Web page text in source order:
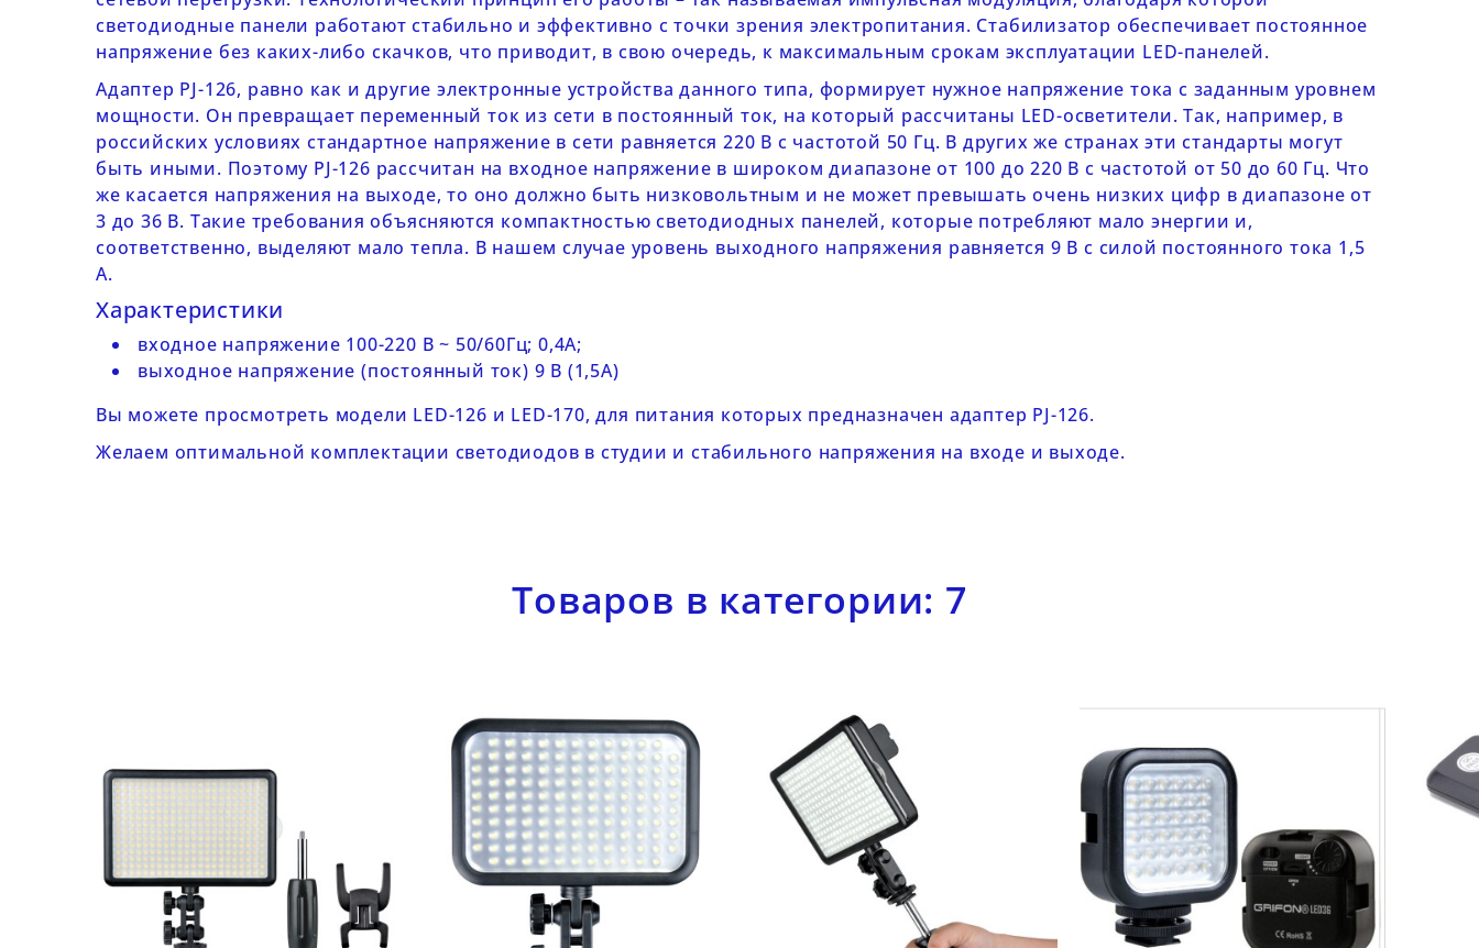
светодиодные панели работают стабильно и эффективно с точки зрения электропитания. Стабилизатор обеспечивает постоянное
напряжение без каких-либо скачков, что приводит, в свою очередь, к максимальным срокам эксплуатации LED-панелей.
Адаптер PJ-126, равно как и другие электронные устройства данного типа, формирует нужное напряжение тока с заданным уровнем
мощности. Он превращает переменный ток из сети в постоянный ток, на который рассчитаны LED-осветители. Так, например, в
российских условиях стандартное напряжение в сети равняется 220 В с частотой 50 Гц. В других же странах эти стандарты могут
быть иными. Поэтому PJ-126 рассчитан на входное напряжение в широком диапазоне от 100 до 220 В с частотой от 50 до 60 Гц. Что
же касается напряжения на выходе, то оно должно быть низковольтным и не может превышать очень низких цифр в диапазоне от
3 до 36 В. Такие требования объясняются компактностью светодиодных панелей, которые потребляют мало энергии и,
соответственно, выделяют мало тепла. В нашем случае уровень выходного напряжения равняется 9 В с силой постоянного тока 1,5
А.
Характеристики
входное напряжение 100-220 В ~ 50/60Гц; 0,4А;
выходное напряжение (постоянный ток) 9 В (1,5А)
Вы можете просмотреть модели LED-126 и LED-170, для питания которых предназначен адаптер PJ-126.
Желаем оптимальной комплектации светодиодов в студии и стабильного напряжения на входе и выходе.
Товаров в категории: 7